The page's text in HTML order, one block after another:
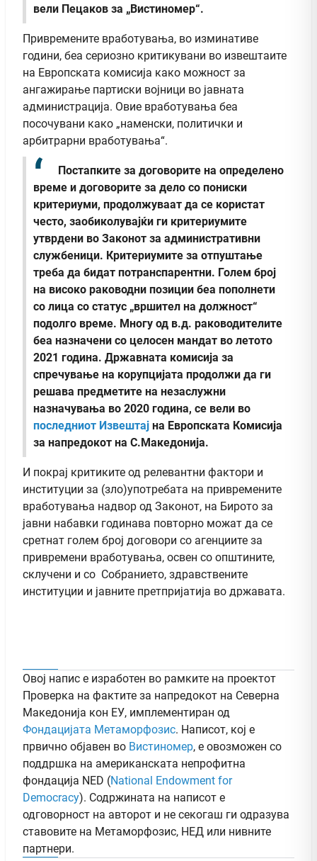
вели Пецаков за „Вистиномер“.
Привремените вработувања, во изминативе
години, беа сериозно критикувани во извештаите
на Европската комисија како можност за
ангажирање партиски војници во јавната
администрација. Овие вработувања беа
посочувани како „наменски, политички и
арбитрарни вработувања“.
Постапките за договорите на определено
време и договорите за дело со пониски
критериуми, продолжуваат да се користат
често, заобиколувајќи ги критериумите
утврдени во Законот за административни
службеници. Критериумите за отпуштање
треба да бидат потранспарентни. Голем број
на високо раководни позиции беа пополнети
со лица со статус „вршител на должност“
подолго време. Многу од в.д. раководителите
беа назначени со целосен мандат во летото
2021 година. Државната комисија за
спречување на корупцијата продолжи да ги
решава предметите на незаслужни
назначувања во 2020 година, се вели во
последниот Извештај на Европската Комисија
за напредокот на С.Македонија.
И покрај критиките од релевантни фактори и
институции за (зло)употребата на привремените
вработувања надвор од Законот, на Бирото за
јавни набавки годинава повторно можат да се
сретнат голем број договори со агенциите за
привремени вработувања, освен со општините,
склучени и со Собранието, здравствените
институции и јавните претпријатија во државата.
Овој напис е изработен во рамките на проектот
Проверка на фактите за напредокот на Северна
Македонија кон ЕУ, имплементиран од
Фондацијата Метаморфозис. Написот, кој е
првично објавен во Вистиномер, e овозможен со
поддршка на американската непрофитна
фондација NED (National Endowment for
Democracy). Содржината на написот е
одговорност на авторот и не секогаш ги одразува
ставовите на Метаморфозис, НЕД или нивните
партнери.